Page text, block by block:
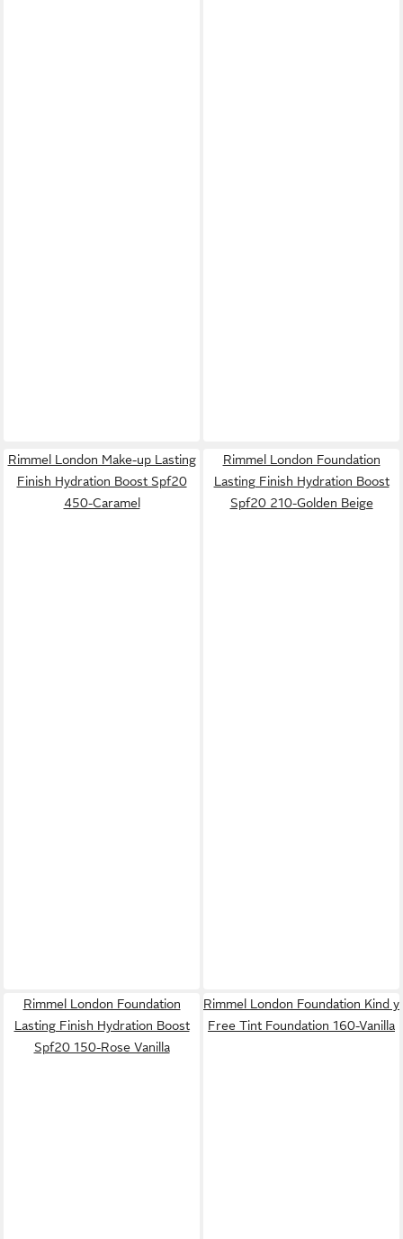
Rimmel London Make-up Lasting
Finish Hydration Boost Spf20
450-Caramel
Rimmel London Foundation
Lasting Finish Hydration Boost
Spf20 210-Golden Beige
Rimmel London Foundation
Lasting Finish Hydration Boost
Spf20 150-Rose Vanilla
Rimmel London Foundation Kind y
Free Tint Foundation 160-Vanilla